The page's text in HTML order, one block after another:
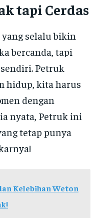
tapi Cerdas
selalu bikin
bercanda, tapi
Petruk
hidup, kita harus
dengan
nyata, Petruk ini
tetap punya
Kelebihan Weton